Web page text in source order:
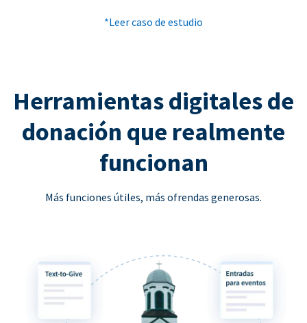
*Leer caso de estudio
Herramientas digitales de
donación que realmente
funcionan
Más funciones útiles, más ofrendas generosas.